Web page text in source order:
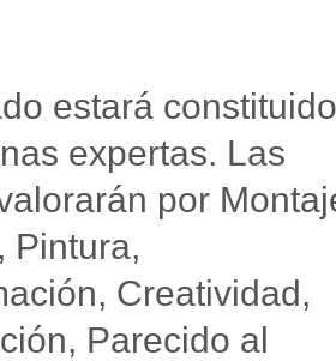
estará constituido
expertas. Las
por
Pintura,
Creatividad,
Parecido al